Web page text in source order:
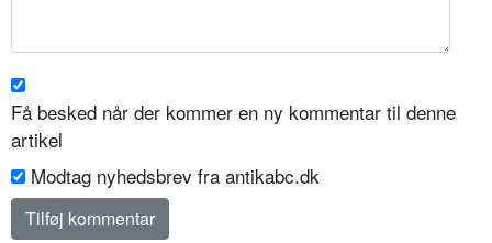
Få besked når der kommer en ny kommentar til denne
artikel
Modtag nyhedsbrev fra antikabc.dk